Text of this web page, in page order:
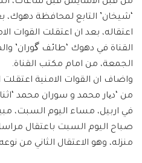
‘شيخان’ التابع لمحافظة دهوك،
اعتقاله، بعد ان اعتقلت القوات
القناة في دهوك ‘طائف گوران’
الجمعة، من امام مكتب القناة.
واضاف ان القوات الامنية
من ‘دیار محمد و سوران محمد
في اربيل، مساء اليوم السبت،
منزله، وهو الاعتقال الثاني من